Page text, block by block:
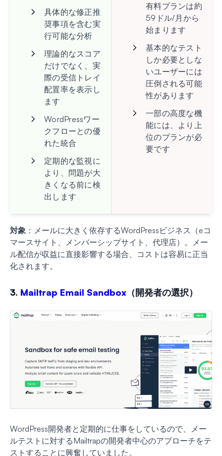
具体的な修正推
奨事項を含む実
行可能な分析
理論的なスコア
だけでなく、実
際の受信トレイ
配置率を表示し
ます
WordPressワー
クフローとの優
れた統合
定期的な監視に
より、問題が大
きくなる前に検
出します
有料プランは約
59ドル/月から
始まります
基本的なテスト
しか必要としな
いユーザーには
圧倒される可能
性があります
一部の高度な機
能には、より上
位のプランが必
要です
対象 ：メールに大きく依存するWordPressビジネス（eコ
マースサイト、メンバーシップサイト、代理店）。メー
ル配信が収益に直接影響する場合、コストは容易に正当
化されます。
3. Mailtrap Email Sandbox （開発者の選択）
WordPress開発者と定期的に仕事をしているので、メー
ルテストに対するMailtrapの開発者中心のアプローチをテ
ストすることに興奮していました。